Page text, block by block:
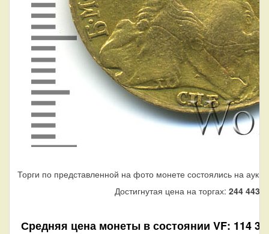
Торги по представленной на фото монете состоялись на
Достигнутая цена на торгах: 244 443
Средняя цена монеты в состоянии VF: 114